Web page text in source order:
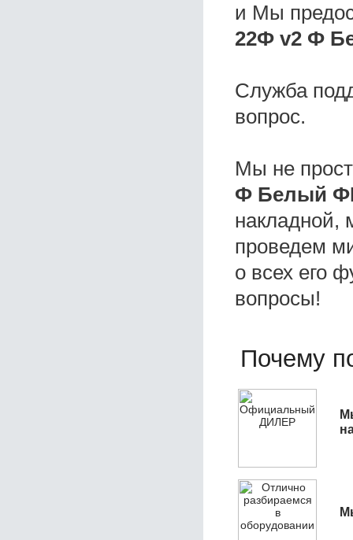
и Мы
22Ф v2 Ф
Служба
вопрос.
Мы не
Ф Белый
накладной,
проведем
о всех его
вопросы!
Почему